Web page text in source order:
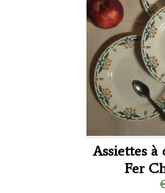
Assiettes à
Fer